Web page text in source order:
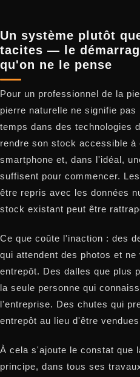
Un système plutôt
tacites — le
qu'on ne le pense
Pour un professionnel de la
pierre naturelle ne signifie
temps dans des technologies
rendre son stock accessible à
smartphone et, dans l'idéal,
suffisent pour commencer.
être repris avec les données
stock existant peut être
Ce que coûte l'inaction : des
qui attendent des photos et
entrepôt. Des dalles que plus
la seule personne qui
l'entreprise. Des chutes qui
entrepôt au lieu d'être
À cela s'ajoute le constat que
principe, dans tous ses